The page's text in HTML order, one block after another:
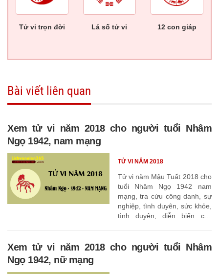
Tử vi trọn đời Lá số tử vi 12 con giáp
Bài viết liên quan
Xem tử vi năm 2018 cho người tuổi Nhâm
Ngọ 1942, nam mạng
Tử vi năm Mậu Tuất 2018 cho
tuổi Nhâm Ngọ 1942 nam
mạng, tra cứu công danh, sự
nghiệp, tình duyên, sức khỏe,
tình duyên, diễn biến các
TỬ VI NĂM 2018
Xem tử vi năm 2018 cho người tuổi Nhâm
Ngọ 1942, nữ mạng